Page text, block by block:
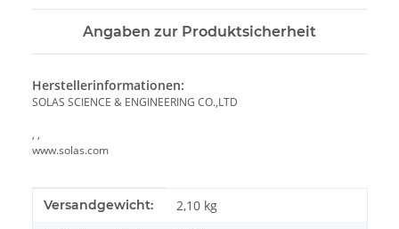
Angaben zur Produktsicherheit
Herstellerinformationen:
SOLAS SCIENCE & ENGINEERING CO.,LTD
, ,
www.solas.com
Produkteigenschaft
Wert
Versandgewicht: 2,10 kg